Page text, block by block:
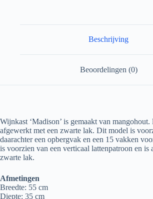
Beschrijving
Beoordelingen (0)
Wijnkast ‘Madison’ is gemaakt van mangohout.
afgewerkt met een zwarte lak. Dit model is
daarachter een opbergvak en een 15 vakken
is voorzien van een verticaal lattenpatroon en is
zwarte lak.
Afmetingen
Breedte: 55 cm
Diepte: 35 cm